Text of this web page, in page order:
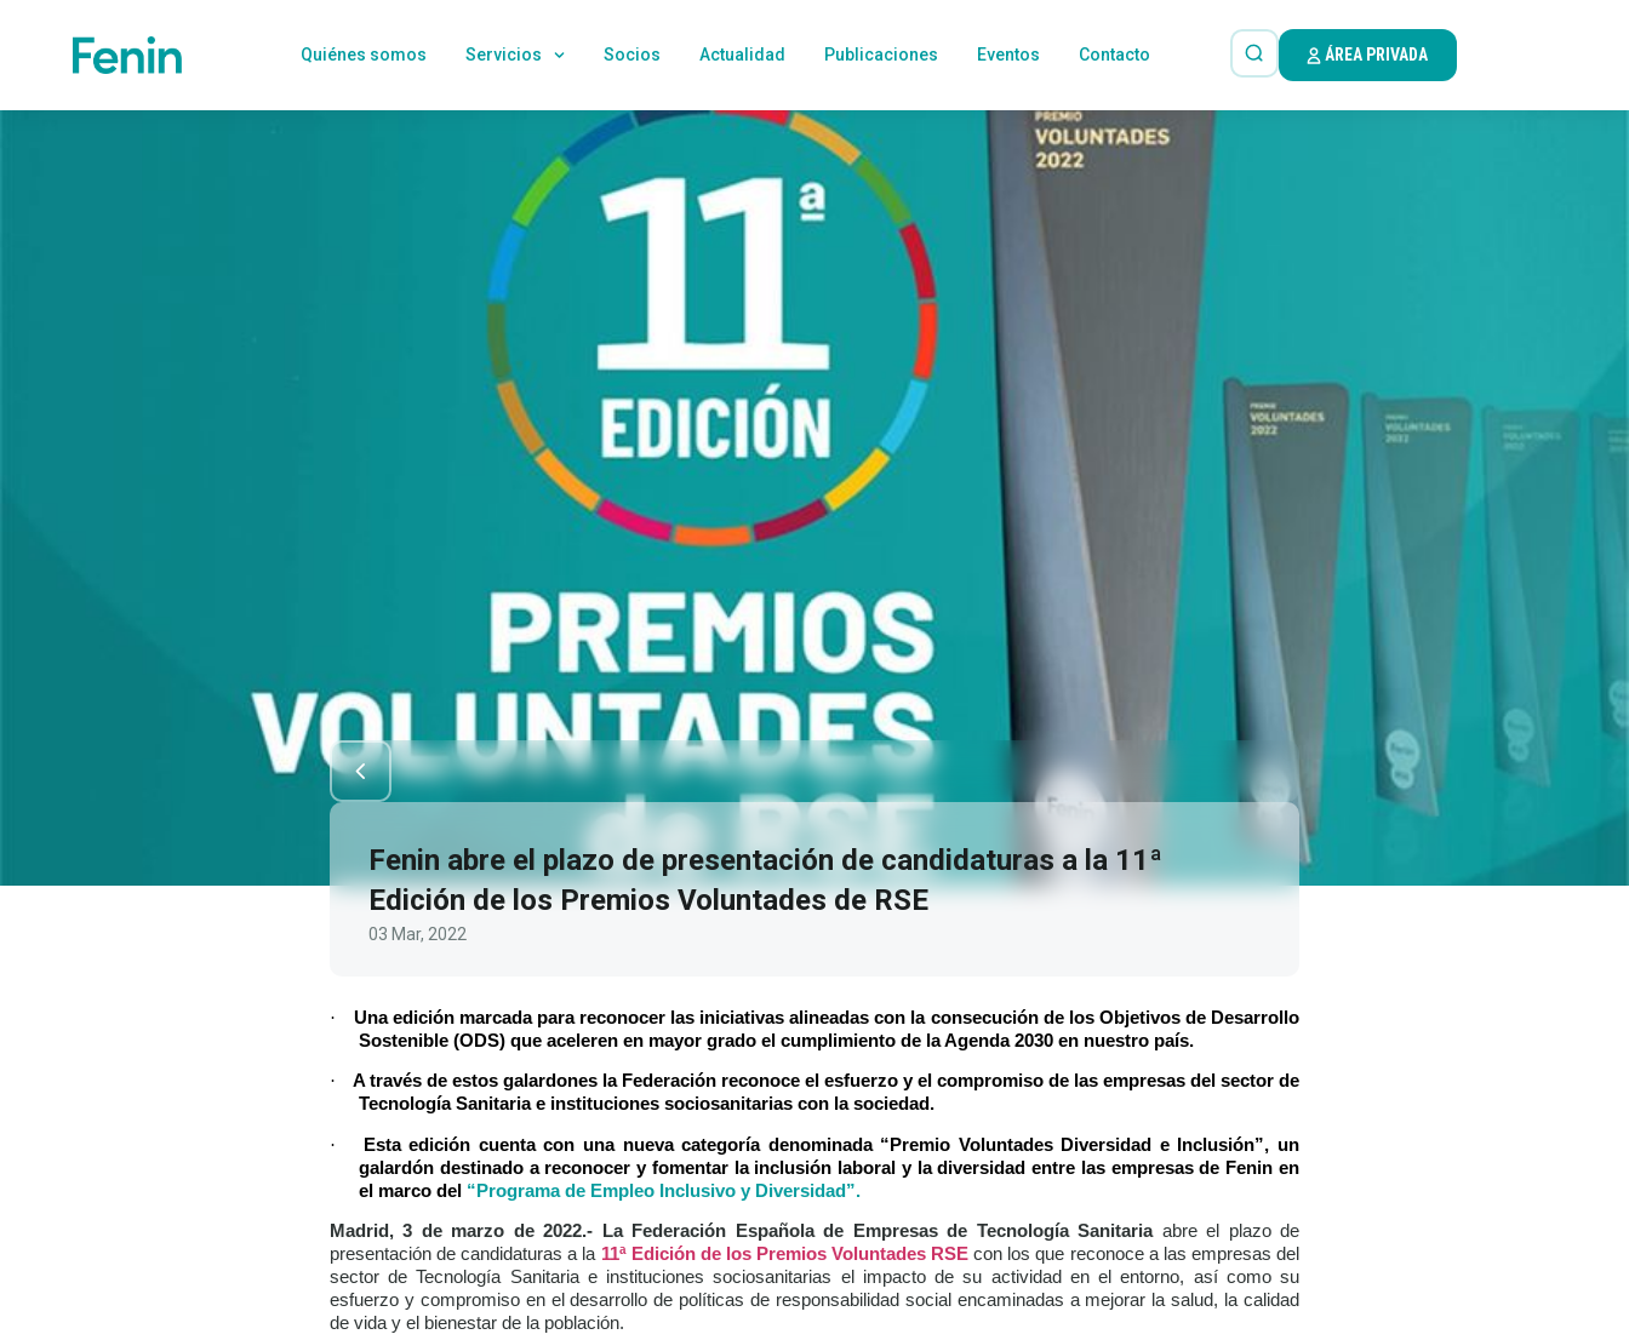
Quiénes somos Servicios Socios Actualidad Publicaciones Eventos Contacto ÁREA PRIVADA
Fenin abre el plazo de presentación de candidaturas a la 11ª
Edición de los Premios Voluntades de RSE
03 Mar, 2022
·
Una edición marcada para reconocer las iniciativas alineadas con la consecución de los Objetivos de Desarrollo
Sostenible (ODS) que aceleren en mayor grado el cumplimiento de la Agenda 2030 en nuestro país.
·
A través de estos galardones la Federación reconoce el esfuerzo y el compromiso de las empresas del sector de
Tecnología Sanitaria e instituciones sociosanitarias con la sociedad.
·
Esta edición cuenta con una nueva categoría denominada “Premio Voluntades Diversidad e Inclusión”, un
galardón destinado a reconocer y fomentar la inclusión laboral y la diversidad entre las empresas de Fenin en
el marco del “Programa de Empleo Inclusivo y Diversidad”.
Madrid, 3 de marzo de 2022.- La Federación Española de Empresas de Tecnología Sanitaria abre el plazo de
presentación de candidaturas a la 11ª Edición de los Premios Voluntades RSE con los que reconoce a las empresas del
sector de Tecnología Sanitaria e instituciones sociosanitarias el impacto de su actividad en el entorno, así como su
esfuerzo y compromiso en el desarrollo de políticas de responsabilidad social encaminadas a mejorar la salud, la calidad
de vida y el bienestar de la población.